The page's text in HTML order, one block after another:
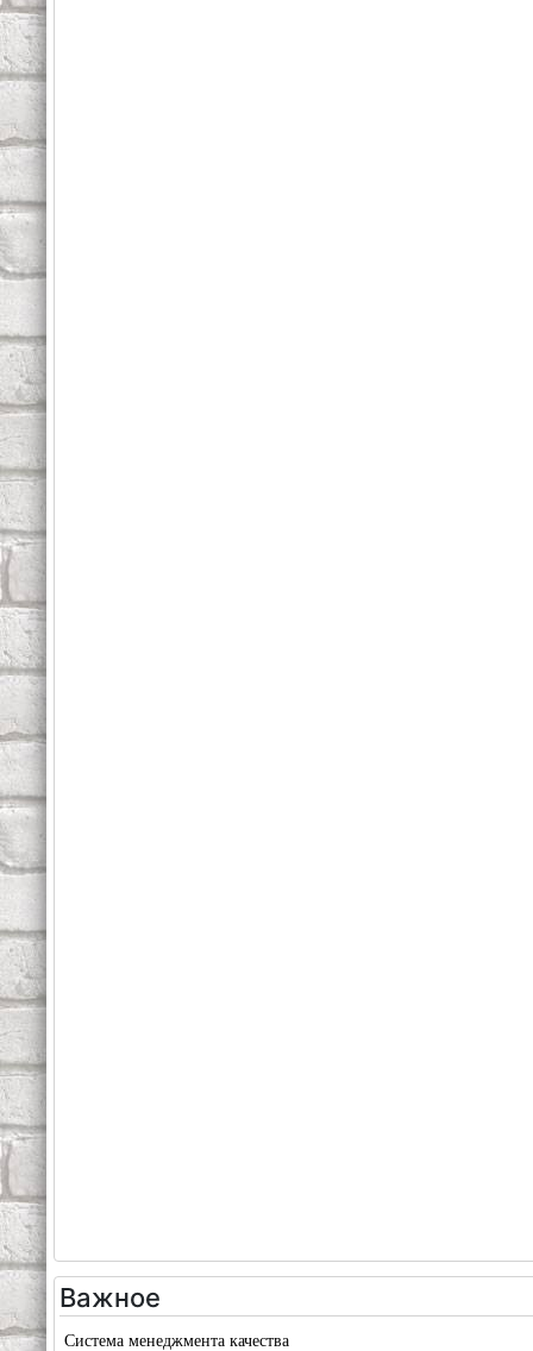
Важное
Система менеджмента качества